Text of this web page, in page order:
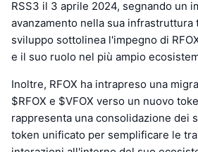
RSS3 il 3 aprile 2024, segnando un
avanzamento nella sua infrastruttura
sviluppo sottolinea l'impegno di
e il suo ruolo nel più ampio
Inoltre, RFOX ha intrapreso una
$RFOX e $VFOX verso un nuovo
rappresenta una consolidazione dei
token unificato per semplificare le